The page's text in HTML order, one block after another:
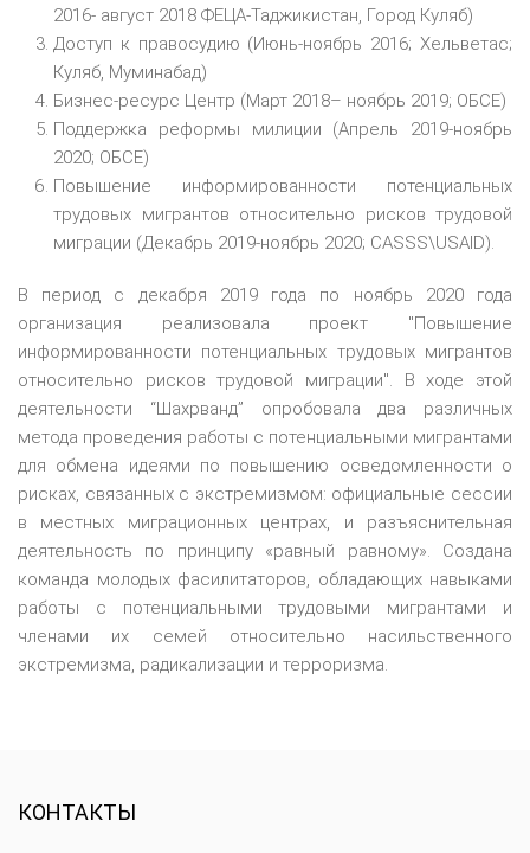
2016- август 2018 ФЕЦА-Таджикистан, Город Куляб)
Доступ к правосудию (Июнь-ноябрь 2016; Хельветас;
Куляб, Муминабад)
Бизнес-ресурс Центр (Март 2018– ноябрь 2019; ОБСЕ)
Поддержка реформы милиции (Апрель 2019-ноябрь
2020; ОБСЕ)
Повышение информированности потенциальных
трудовых мигрантов относительно рисков трудовой
миграции (Декабрь 2019-ноябрь 2020; CASSS\USAID).
В период с декабря 2019 года по ноябрь 2020 года
организация реализовала проект "Повышение
информированности потенциальных трудовых мигрантов
относительно рисков трудовой миграции". В ходе этой
деятельности “Шахрванд” опробовала два различных
метода проведения работы с потенциальными мигрантами
для обмена идеями по повышению осведомленности о
рисках, связанных с экстремизмом: официальные сессии
в местных миграционных центрах, и разъяснительная
деятельность по принципу «равный равному». Создана
команда молодых фасилитаторов, обладающих навыками
работы с потенциальными трудовыми мигрантами и
членами их семей относительно насильственного
экстремизма, радикализации и терроризма.
КОНТАКТЫ